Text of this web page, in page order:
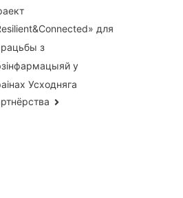
для
з
у
Усходняга